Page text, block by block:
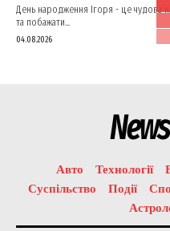
День народження Ігоря - це чудова
та побажати...
04.08.2026
Авто Технології
Суспільство
Події